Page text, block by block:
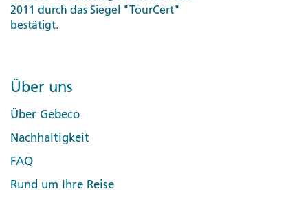
2011 durch das Siegel "TourCert"
bestätigt.
Über uns
Über Gebeco
Nachhaltigkeit
FAQ
Rund um Ihre Reise